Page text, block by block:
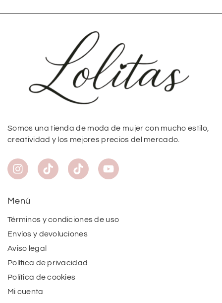
Somos una tienda de moda de mujer con mucho estilo,
creatividad y los mejores precios del mercado.
Menú
Términos y condiciones de uso
Envíos y devoluciones
Aviso legal
Política de privacidad
Política de cookies
Mi cuenta